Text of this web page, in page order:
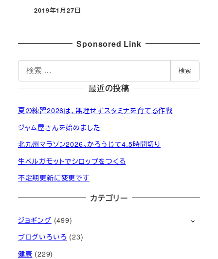
投稿日
2019年1月27日
Sponsored Link
検
索
検索
最近の投稿
夏の練習2026は、無理せずスタミナを育てる作戦
ジャム屋さんを始めました
北九州マラソン2026。かろうじて4.5時間切り
生ベルガモットでシロップをつくる
不定期更新に変更です
カテゴリー
ジョギング (499)
ブログいろいろ (23)
健康 (229)